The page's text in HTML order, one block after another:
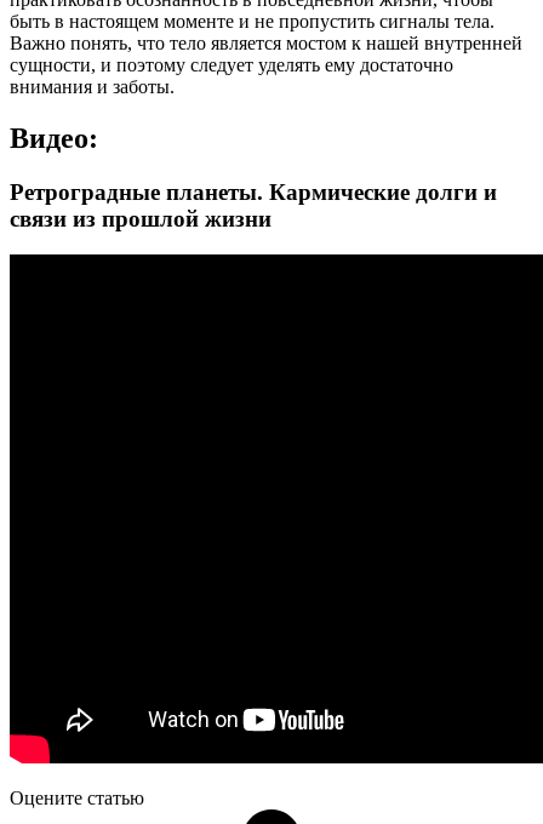
быть в настоящем моменте и не пропустить сигналы тела.
Важно понять, что тело является мостом к нашей внутренней
сущности, и поэтому следует уделять ему достаточно
внимания и заботы.
Видео:
Ретроградные планеты. Кармические долги и
связи из прошлой жизни
Оцените статью